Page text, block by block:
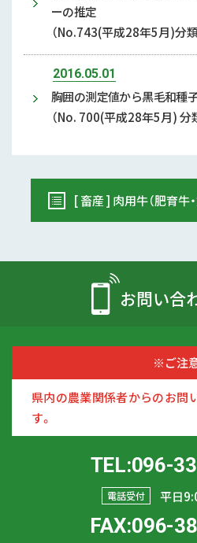
ーの推定
（No.743(平成28年5月)分
2016.05.01
胸囲の測定値から黒毛和種
（No. 700(平成28年5月) 分
[ 畜産 ] 肉用牛（肥育牛
お問い合
※ご注
県内の農業関係者からのお問
す。
TEL:096-
電話受付 平日
FAX:096-